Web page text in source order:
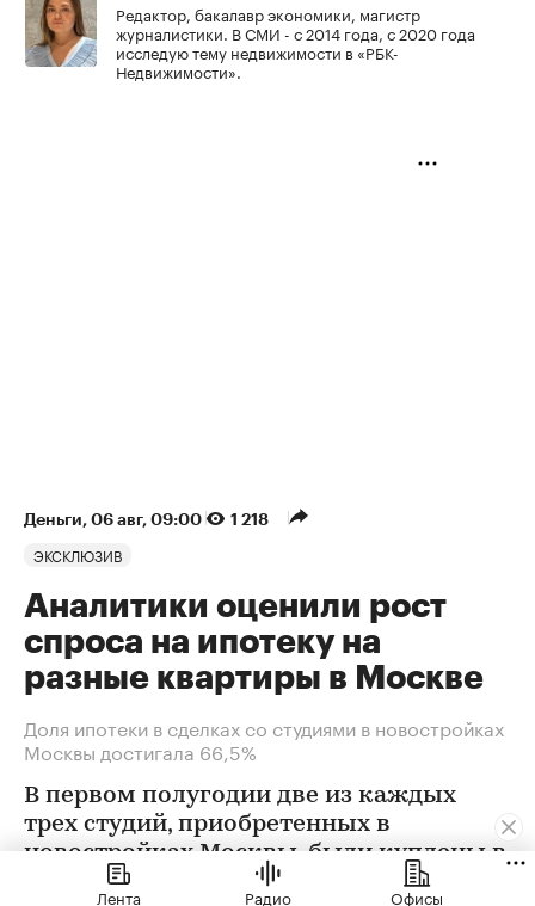
Редактор, бакалавр экономики, магистр
журналистики. В СМИ - с 2014 года, с 2020 года
исследую тему недвижимости в «РБК-
Недвижимости».
Деньги⁠, 06 авг, 09:00 1 218
ЭКСКЛЮЗИВ
Аналитики оценили рост
спроса на ипотеку на
разные квартиры в Москве
Доля ипотеки в сделках со студиями в новостройках
Москвы достигала 66,5%
В первом полугодии две из каждых
трех студий, приобретенных в
новостройках Москвы, были куплены в
ипотеку. В сегменте трешек ипотечных
Лента Радио Офисы